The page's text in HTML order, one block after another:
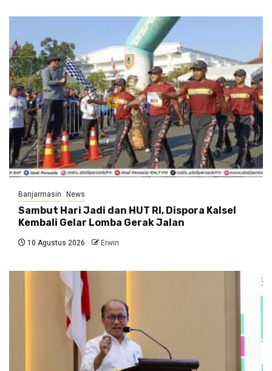
Banjarmasin News
Sambut Hari Jadi dan HUT RI, Dispora Kalsel
Kembali Gelar Lomba Gerak Jalan
10 Agustus 2026 Erwin